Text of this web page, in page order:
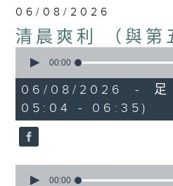
06/08/2026
清晨爽利 （與第
seconds
1
hour,
26
minutes,
59
seconds
00:00
06/08/2026 -
05:04 - 06:35)
seconds
00:00